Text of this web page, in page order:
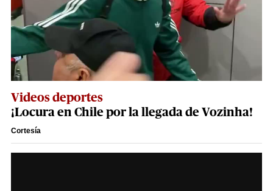
Videos deportes
¡Locura en Chile por la llegada de Vozinha!
Cortesía